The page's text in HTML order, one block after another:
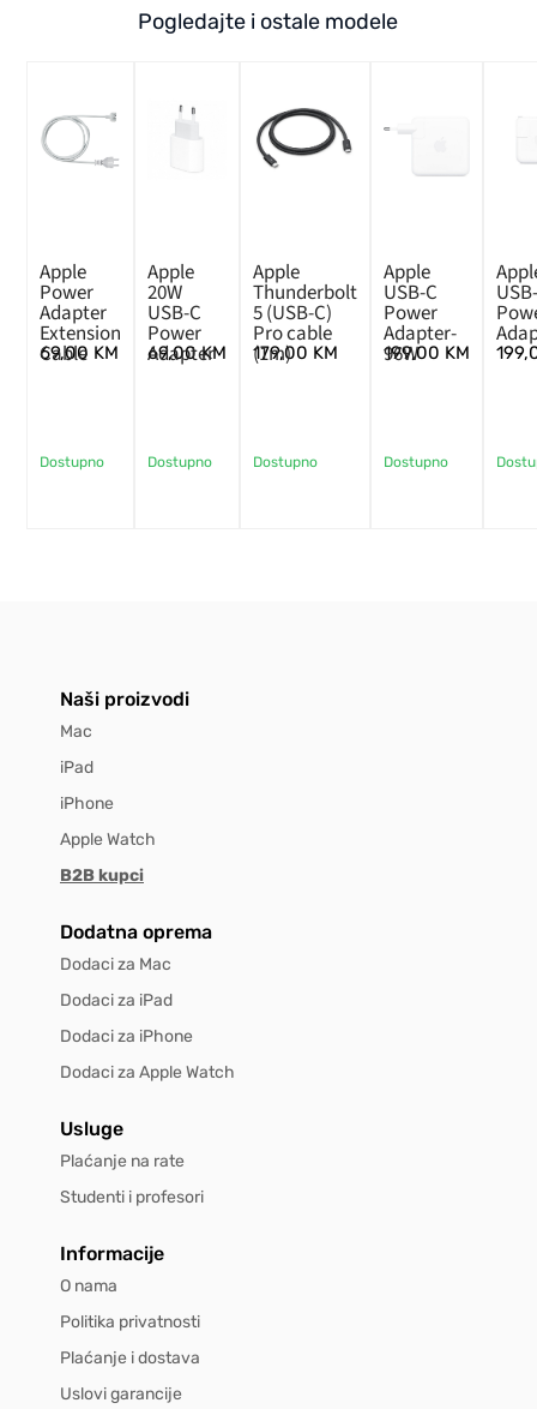
Pogledajte i ostale modele
Apple
Power
Adapter
Extension
Cable
69,00 KM
Dostupno
Apple
20W
USB-C
Power
Adapter
69,00KM
Dostupno
Apple
Thunderbolt
5 (USB-C)
Pro cable
(1m)
179,00 KM
Dostupno
Apple
USB-C
Power
Adapter-
96W
199,00 KM
Dostupno
Naši proizvodi
Mac
iPad
iPhone
Apple Watch
B2B kupci
Dodatna oprema
Dodaci za Mac
Dodaci za iPad
Dodaci za iPhone
Dodaci za Apple Watch
Usluge
Plaćanje na rate
Studenti i profesori
Informacije
O nama
Politika privatnosti
Plaćanje i dostava
Uslovi garancije